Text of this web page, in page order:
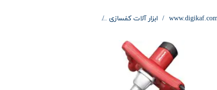
ابزار آلات کفسازی